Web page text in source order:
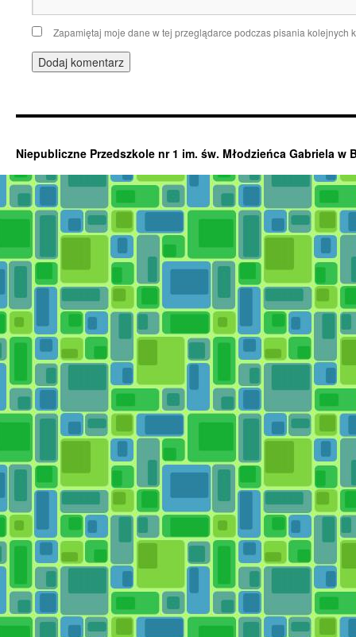
Zapamiętaj moje dane w tej przeglądarce podczas pisania kolejnych
Niepubliczne Przedszkole nr 1 im. św. Młodzieńca Gabriela w